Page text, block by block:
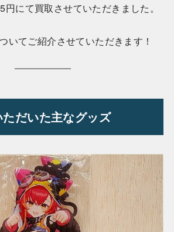
にて買取させていただきました。
いてご紹介させていただきます！
だいた主なグッズ